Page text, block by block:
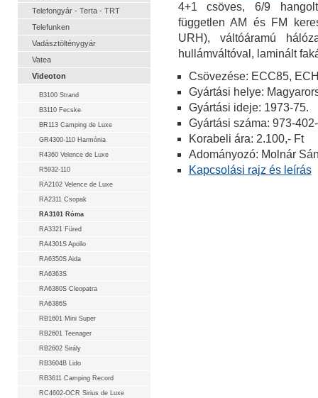
Telefongyár - Terta - TRT
Telefunken
Vadásztölténygyár
Vatea
Videoton
B3100 Strand
B3110 Fecske
BR113 Camping de Luxe
GR4300-110 Harmónia
R4360 Velence de Luxe
R5932-110
RA2102 Velence de Luxe
RA2311 Csopak
RA3101 Róma
RA3321 Füred
RA4301S Apollo
RA6350S Aida
RA6363S
RA6380S Cleopatra
RA6386S
RB1601 Mini Super
RB2601 Teenager
RB2602 Sirály
RB3604B Lido
RB3611 Camping Record
RC4602-OCR Sirius de Luxe
4+1 csöves, 6/9
független AM és FM
URH), váltóáramú
hullámváltóval, laminált
Csövezése: ECC85,
Gyártási helye:
Gyártási ideje: 1973-75.
Gyártási száma: 973-
Korabeli ára: 2.100,- Ft
Adományozó: Molnár
Kapcsolási rajz és leírás